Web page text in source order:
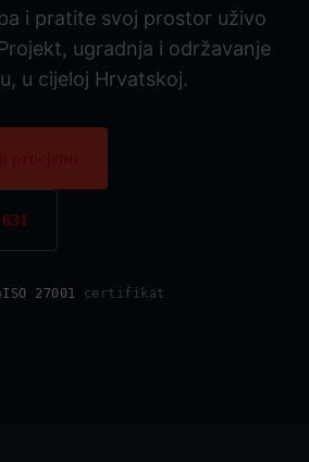
i pratite svoj prostor uživo
ugradnja i održavanje
u cijeloj Hrvatskoj.
ISO 27001 certifikat